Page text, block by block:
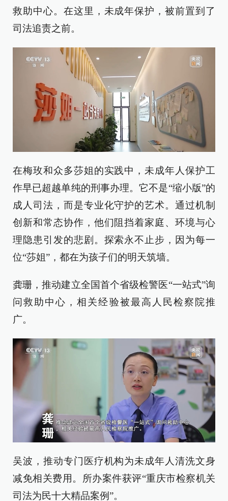
救助中心。在这里，未成年保护，被前置到了
司法追责之前。
在梅玫和众多莎姐的实践中，未成年人保护工
作早已超越单纯的刑事办理。它不是“缩小版”的
成人司法，而是专业化守护的艺术。通过机制
创新和常态协作，他们阻挡着家庭、环境与心
理隐患引发的悲剧。探索永不止步，因为每一
位“莎姐”，都在为孩子们的明天筑墙。
龚珊，推动建立全国首个省级检警医“一站式”询
问救助中心，相关经验被最高人民检察院推
广。
吴波，推动专门医疗机构为未成年人清洗文身
减免相关费用。所办案件获评“重庆市检察机关
司法为民十大精品案例”。